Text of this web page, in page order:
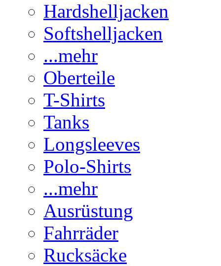
Hardshelljacken
Softshelljacken
...mehr
Oberteile
T-Shirts
Tanks
Longsleeves
Polo-Shirts
...mehr
Ausrüstung
Fahrräder
Rucksäcke